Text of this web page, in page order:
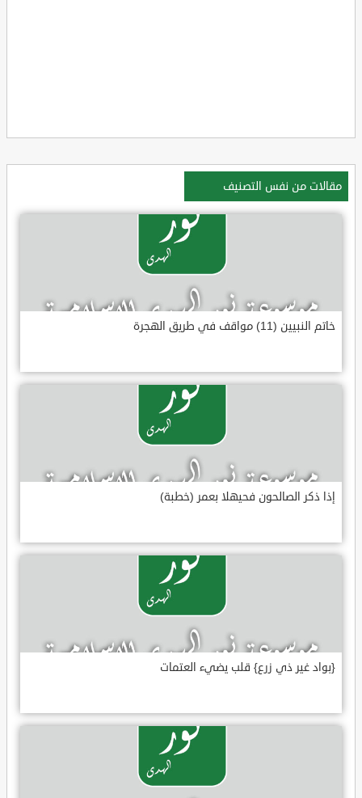
مقالات من نفس التصنيف
خاتم النبيين (11) مواقف في طريق الهجرة
إذا ذكر الصالحون فحيهلا بعمر (خطبة)
{بواد غير ذي زرع} قلب يضيء العتمات